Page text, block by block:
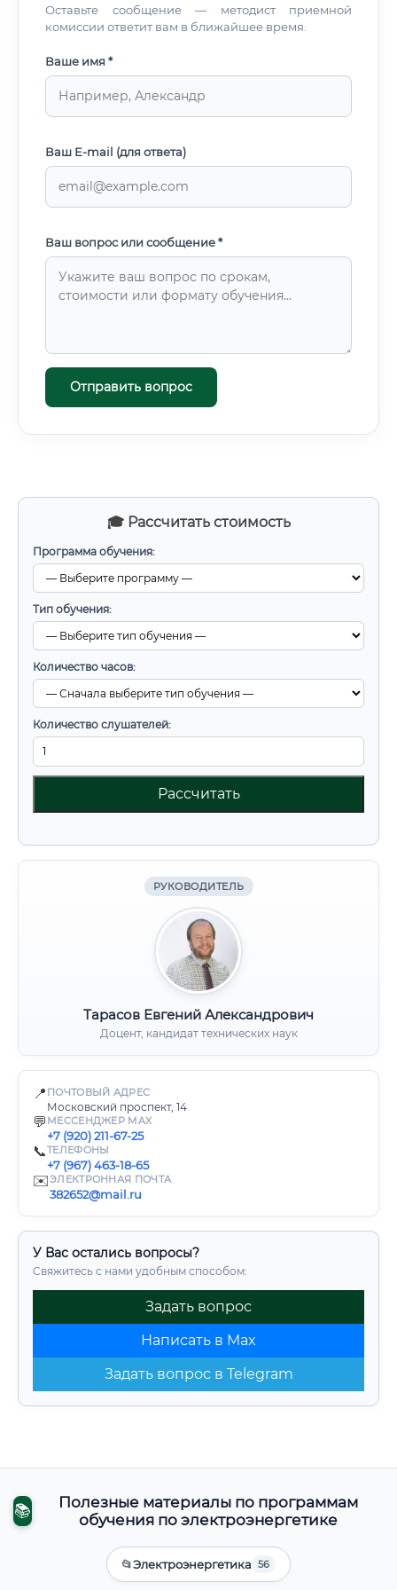
🎓 Рассчитать стоимость
Программа обучения:
Тип обучения:
Количество часов:
Количество слушателей:
Рассчитать
РУКОВОДИТЕЛЬ
Тарасов Евгений Александрович
Доцент, кандидат технических наук
📍 ПОЧТОВЫЙ АДРЕС
Московский проспект, 14
💬 МЕССЕНДЖЕР MAX
+7 (920) 211-67-25
📞ТЕЛЕФОНЫ
+7 (967) 463-18-65
✉️ЭЛЕКТРОННАЯ ПОЧТА
382652@mail.ru
У Вас остались вопросы?
Свяжитесь с нами удобным способом:
Задать вопрос
Написать в Max
Задать вопрос в Telegram
Оставьте сообщение — методист приемной
комиссии ответит вам в ближайшее время.
Ваше имя *
Ваш E-mail (для ответа)
Ваш вопрос или сообщение *
Отправить вопрос
📚
Полезные материалы по программам
обучения по электроэнергетике
📂Электроэнергетика 56